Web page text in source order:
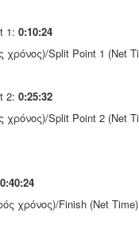
1: 0:10:24
Split Point 1 (Net
2: 0:25:32
Split Point 2 (Net
0:40:24
χρόνος)/Finish (Net